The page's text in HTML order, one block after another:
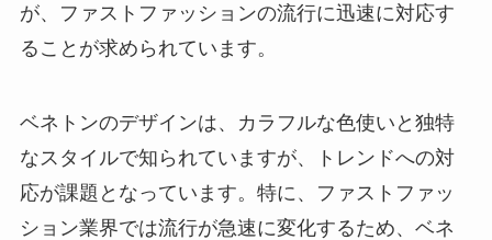
が、ファストファッションの流行に迅速に対応す
ることが求められています。
ベネトンのデザインは、カラフルな色使いと独特
なスタイルで知られていますが、トレンドへの対
応が課題となっています。特に、ファストファッ
ション業界では流行が急速に変化するため、ベネ